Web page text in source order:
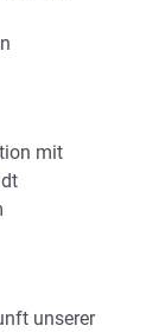
mit
unserer